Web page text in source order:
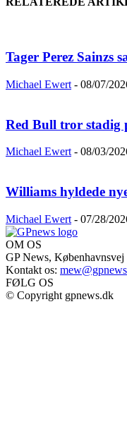
Tager Perez Sainzs
Michael Ewert - 08/07/
Red Bull tror stadig
Michael Ewert - 08/03/
Williams hyldede
Michael Ewert - 07/28/
OM OS
GP News,
Kontakt os:
FØLG OS
© Copyright gpnews.dk